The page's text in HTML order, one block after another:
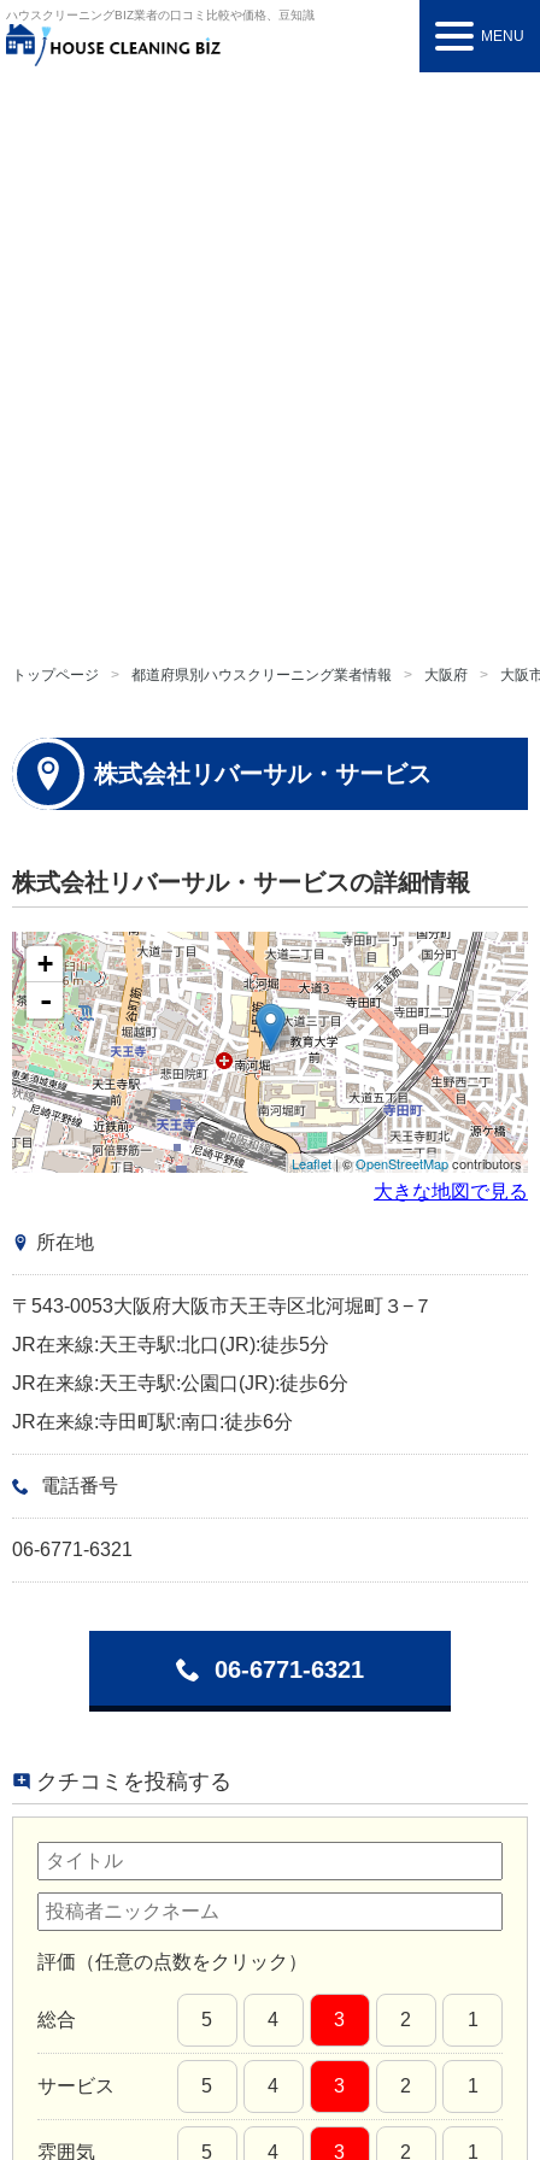
ハウスクリーニングBIZ業者の口コミ比較や価格、豆知識
MENU
トップページ 都道府県別ハウスクリーニング業者情報 大阪府 大阪
株式会社リバーサル・サービス
株式会社リバーサル・サービスの詳細情報
+
-
Leaflet| ©OpenStreetMapcontributors
大きな地図で見る
所在地
〒543-0053大阪府大阪市天王寺区北河堀町３−７
JR在来線:天王寺駅:北口(JR):徒歩5分
JR在来線:天王寺駅:公園口(JR):徒歩6分
JR在来線:寺田町駅:南口:徒歩6分
電話番号
06-6771-6321
06-6771-6321
クチコミを投稿する
評価（任意の点数をクリック）
総合 5 4 3 2 1
サービス 5 4 3 2 1
雰囲気 5 4 3 2 1